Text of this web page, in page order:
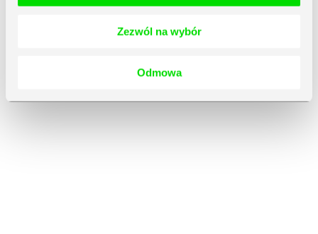
Zezwól na wybór
Odmowa